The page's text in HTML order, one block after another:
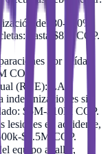
del 80-100%
hasta $8M COP.
por caídas,
COP.
(RCE): LA
si
$5M-$10M COP.
lesiones en accidente,
$1.5M COP.
equipo a taller,